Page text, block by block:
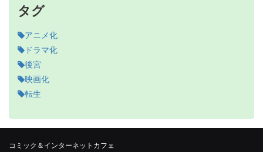
タグ
アニメ化
ドラマ化
後宮
映画化
転生
コミック＆インターネットカフェ